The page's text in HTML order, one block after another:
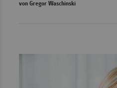
von Gregor Waschinski